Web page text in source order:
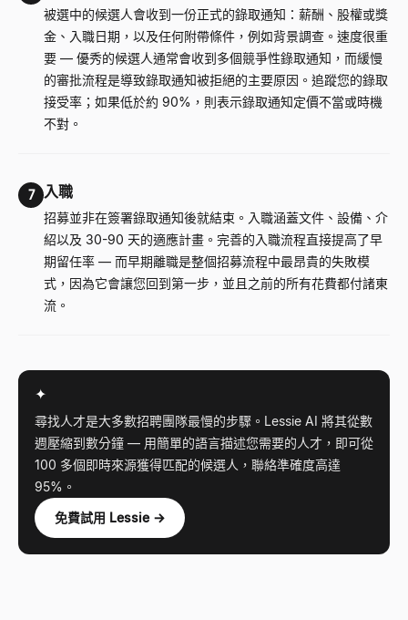
被選中的候選人會收到一份正式的錄取通知：薪酬、股權或獎
金、入職日期，以及任何附帶條件，例如背景調查。速度很重
要 — 優秀的候選人通常會收到多個競爭性錄取通知，而緩慢
的審批流程是導致錄取通知被拒絕的主要原因。追蹤您的錄取
接受率；如果低於約 90%，則表示錄取通知定價不當或時機
不對。
7 入職
招募並非在簽署錄取通知後就結束。入職涵蓋文件、設備、介
紹以及 30-90 天的適應計畫。完善的入職流程直接提高了早
期留任率 — 而早期離職是整個招募流程中最昂貴的失敗模
式，因為它會讓您回到第一步，並且之前的所有花費都付諸東
流。
✦
尋找人才是大多數招聘團隊最慢的步驟。Lessie AI 將其從數
週壓縮到數分鐘 — 用簡單的語言描述您需要的人才，即可從
100 多個即時來源獲得匹配的候選人，聯絡準確度高達
95%。
免費試用 Lessie →